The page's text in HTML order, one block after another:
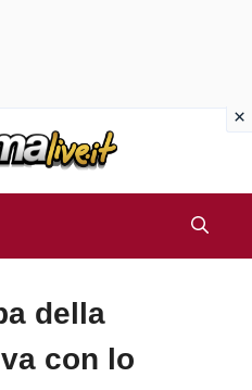
della
con lo